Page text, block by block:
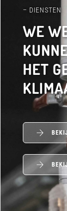
– DIENSTEN
WE
HET